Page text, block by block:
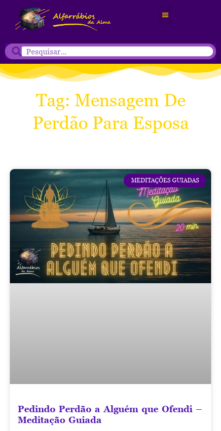
Tag: Mensagem De
Perdão Para Esposa
MEDITAÇÕES GUIADAS
Pedindo Perdão a Alguém que Ofendi –
Meditação Guiada